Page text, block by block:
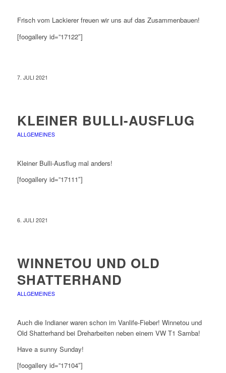
Frisch vom Lackierer freuen wir uns auf das Zusammenbauen!
[foogallery id=”17122″]
7. JULI 2021
KLEINER BULLI-AUSFLUG
ALLGEMEINES
Kleiner Bulli-Ausflug mal anders!
[foogallery id=”17111″]
6. JULI 2021
WINNETOU UND OLD
SHATTERHAND
ALLGEMEINES
Auch die Indianer waren schon im Vanlife-Fieber! Winnetou und
Old Shatterhand bei Dreharbeiten neben einem VW T1 Samba!
Have a sunny Sunday!
[foogallery id=”17104″]